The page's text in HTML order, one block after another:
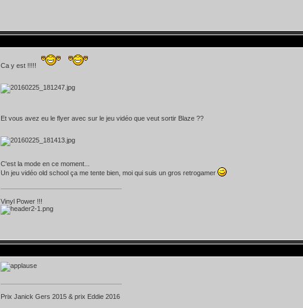
Ca y est !!!!!
Et vous avez eu le flyer avec sur le jeu vidéo que veut sortir Blaze ??
C'est la mode en ce moment...
Un jeu vidéo old school ça me tente bien, moi qui suis un gros retrogamer
Vinyl Power !!!
Prix Janick Gers 2015 & prix Eddie 2016